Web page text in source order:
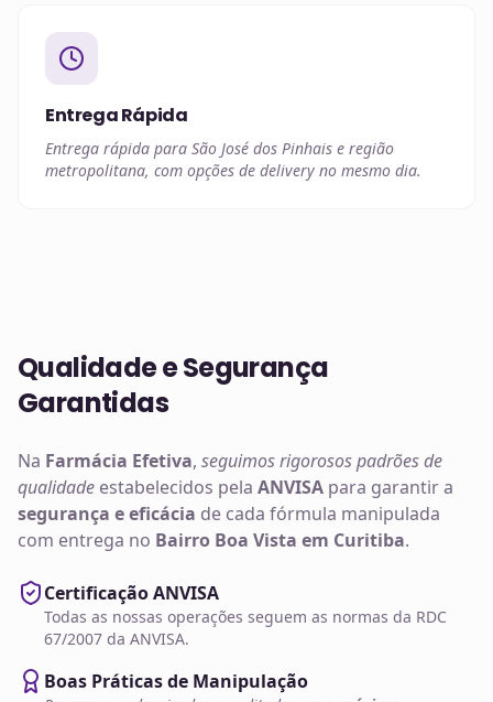
Entrega Rápida
Entrega rápida para São José dos Pinhais e região
metropolitana, com opções de delivery no mesmo dia.
Qualidade e Segurança
Garantidas
Na Farmácia Efetiva, seguimos rigorosos padrões de
qualidade estabelecidos pela ANVISA para garantir a
segurança e eficácia de cada fórmula manipulada
com entrega no Bairro Boa Vista em Curitiba.
Certificação ANVISA
Todas as nossas operações seguem as normas da RDC
67/2007 da ANVISA.
Boas Práticas de Manipulação